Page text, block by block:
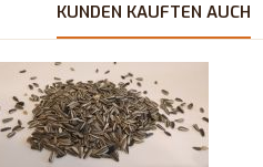
KUNDEN KAUFTEN AUCH